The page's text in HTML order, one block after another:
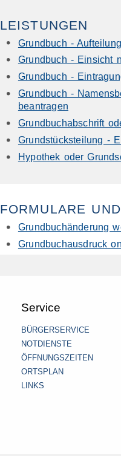
LEISTUNGEN
Grundbuch -
Grundbuch - Einsicht
Grundbuch -
Grundbuch -
beantragen
Grundbuchabschrift
Grundstücksteilung -
Hypothek oder
FORMULARE
Grundbuchänderung
Grundbuchausdruck
Service
BÜRGERSERVICE
NOTDIENSTE
ÖFFNUNGSZEITEN
ORTSPLAN
LINKS